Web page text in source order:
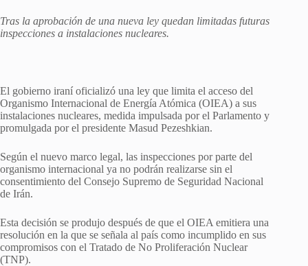
Tras la aprobación de una nueva ley quedan limitadas futuras
inspecciones a instalaciones nucleares.
El gobierno iraní oficializó una ley que limita el acceso del
Organismo Internacional de Energía Atómica (OIEA) a sus
instalaciones nucleares, medida impulsada por el Parlamento y
promulgada por el presidente Masud Pezeshkian.
Según el nuevo marco legal, las inspecciones por parte del
organismo internacional ya no podrán realizarse sin el
consentimiento del Consejo Supremo de Seguridad Nacional
de Irán.
Esta decisión se produjo después de que el OIEA emitiera una
resolución en la que se señala al país como incumplido en sus
compromisos con el Tratado de No Proliferación Nuclear
(TNP).